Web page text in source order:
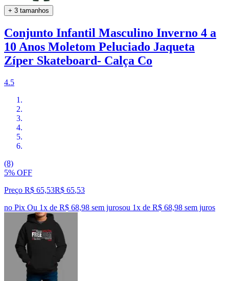
+ 3 tamanhos
Conjunto Infantil Masculino Inverno 4 a
10 Anos Moletom Peluciado Jaqueta
Zíper Skateboard- Calça Co
4.5
(8)
5% OFF
Preço R$ 65,53R$ 65,53
no Pix Ou 1x de R$ 68,98 sem jurosou 1x de R$ 68,98 sem juros